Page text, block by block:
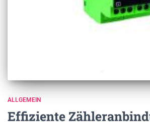
ALLGEMEIN
Effiziente